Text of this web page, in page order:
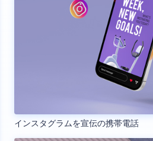
インスタグラムを宣伝の携帯電話